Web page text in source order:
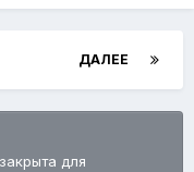
ДАЛЕЕ
для